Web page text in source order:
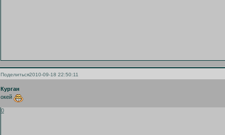
Поделиться2010-09-18 22:50:11
Курган
окей
0